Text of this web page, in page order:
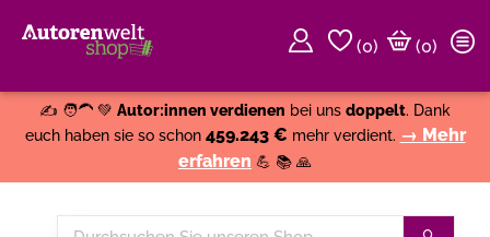
(0)
(0)
✍️ 🧑‍🦱 💚 Autor:innen verdienen bei uns doppelt. Dank
euch haben sie so schon 459.243 € mehr verdient. → Mehr
erfahren 💪 📚 🙏
Durchsuchen